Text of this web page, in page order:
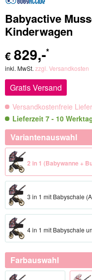
Babyactive
Kinderwagen
€ 829,-*
inkl. MwSt. zzgl. Versandkosten
Gratis Versand
Versandkostenfreie
Lieferzeit 7 - 10
Variantenauswahl
2 in 1 (Babywanne +
3 in 1 mit Babyschale
4 in 1 mit Babyschale
Farbauswahl